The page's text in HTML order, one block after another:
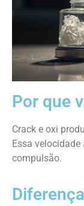
Por que
Crack e oxi
Essa
compulsão.